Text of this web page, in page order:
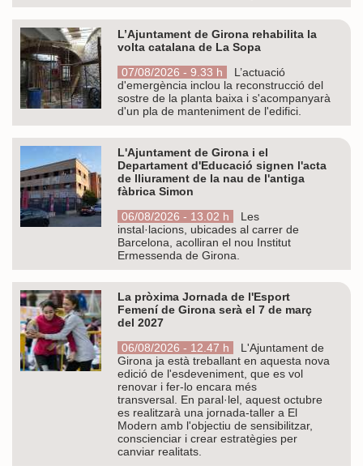
L’Ajuntament de Girona rehabilita la
volta catalana de La Sopa
07/08/2026 - 9.33 h
L’actuació
d'emergència inclou la reconstrucció del
sostre de la planta baixa i s'acompanyarà
d'un pla de manteniment de l'edifici.
L'Ajuntament de Girona i el
Departament d'Educació signen l'acta
de lliurament de la nau de l'antiga
fàbrica Simon
06/08/2026 - 13.02 h
Les
instal·lacions, ubicades al carrer de
Barcelona, acolliran el nou Institut
Ermessenda de Girona.
La pròxima Jornada de l'Esport
Femení de Girona serà el 7 de març
del 2027
06/08/2026 - 12.47 h
L'Ajuntament de
Girona ja està treballant en aquesta nova
edició de l'esdeveniment, que es vol
renovar i fer-lo encara més
transversal. En paral·lel, aquest octubre
es realitzarà una jornada-taller a El
Modern amb l'objectiu de sensibilitzar,
conscienciar i crear estratègies per
canviar realitats.